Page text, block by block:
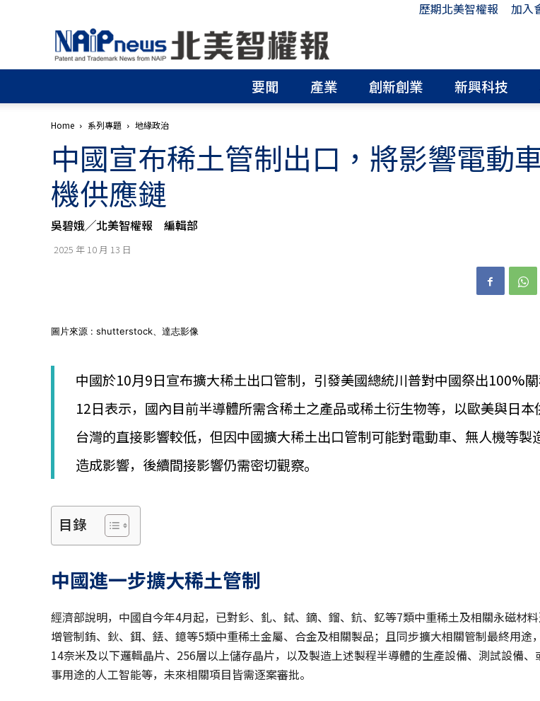
歷期北美智權報 加入
北
美
智
權
│
申
請
│
申
請
│
智
顧
│
專
利
佈
局
要聞 產業 創新創業 新興科技
Home 系列專題 地緣政治
中國宣布稀土管制出口，將影響電動
機供應鏈
吳碧娥╱北美智權報 編輯部
2025 年 10 月 13 日
圖片來源 : shutterstock、達志影像
中國於10月9日宣布擴大稀土出口管制，引發美國總統川普對中國祭出100%
12日表示，國內目前半導體所需含稀土之產品或稀土衍生物等，以歐美與日
台灣的直接影響較低，但因中國擴大稀土出口管制可能對電動車、無人機等製
造成影響，後續間接影響仍需密切觀察。
目錄
中國進一步擴大稀土管制
經濟部說明，中國自今年4月起，已對釤、釓、鋱、鏑、鎦、鈧、釔等7類中重稀土及相關永磁材
增管制銪、鈥、鉺、銩、鐿等5類中重稀土金屬、合金及相關製品；且同步擴大相關管制最終用途
14奈米及以下邏輯晶片、256層以上儲存晶片，以及製造上述製程半導體的生產設備、測試設備、
事用途的人工智能等，未來相關項目皆需逐案審批。